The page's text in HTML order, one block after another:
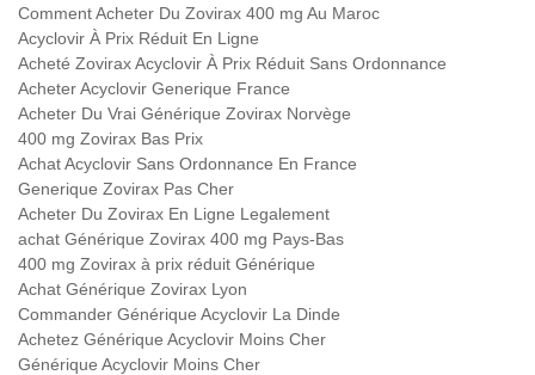
Comment Acheter Du Zovirax 400 mg Au Maroc
Acyclovir À Prix Réduit En Ligne
Acheté Zovirax Acyclovir À Prix Réduit Sans Ordonnance
Acheter Acyclovir Generique France
Acheter Du Vrai Générique Zovirax Norvège
400 mg Zovirax Bas Prix
Achat Acyclovir Sans Ordonnance En France
Generique Zovirax Pas Cher
Acheter Du Zovirax En Ligne Legalement
achat Générique Zovirax 400 mg Pays-Bas
400 mg Zovirax à prix réduit Générique
Achat Générique Zovirax Lyon
Commander Générique Acyclovir La Dinde
Achetez Générique Acyclovir Moins Cher
Générique Acyclovir Moins Cher